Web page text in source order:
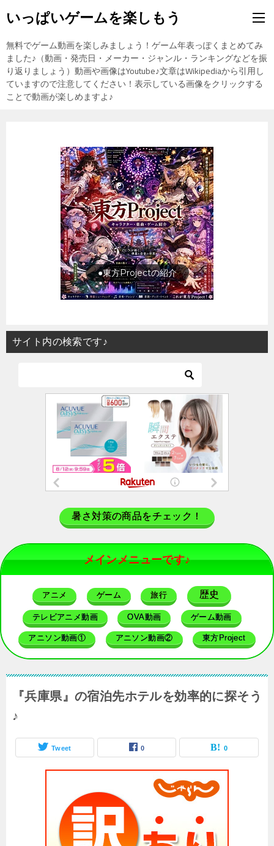
いっぱいゲームを楽しもう
無料でゲーム動画を楽しみましょう！ゲーム年表っぽくまとめてみ
ました♪（動画・発売日・メーカー・ジャンル・ランキングなどを振
り返りましょう）動画や画像はYoutube♪文章はWikipediaから引用し
ていますので注意してください！表示している画像をクリックする
ことで動画が楽しめますよ♪
●東方Projectの紹介
サイト内の検索です♪
暑さ対策の商品をチェック！
メインメニューです♪
アニメ ゲーム 旅行 歴史
テレビアニメ動画 OVA動画 ゲーム動画
アニソン動画① アニソン動画② 東方Project
『兵庫県』の宿泊先ホテルを効率的に探そう
♪
Tweet 0 0